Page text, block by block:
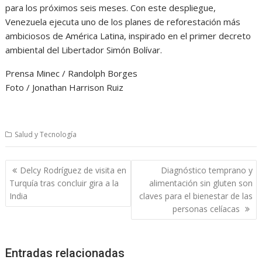
para los próximos seis meses. Con este despliegue,
Venezuela ejecuta uno de los planes de reforestación más
ambiciosos de América Latina, inspirado en el primer decreto
ambiental del Libertador Simón Bolívar.
Prensa Minec / Randolph Borges
Foto / Jonathan Harrison Ruiz
Salud y Tecnología
Navegación
de
entradas
Delcy Rodríguez de visita en
Turquía tras concluir gira a la
India
Diagnóstico temprano y
alimentación sin gluten son
claves para el bienestar de las
personas celíacas
Entradas relacionadas